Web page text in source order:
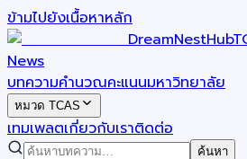
ข้ามไปยังเนื้อหาหลัก
DreamNestHub
News
บทความคำนวณคะแนนมหาวิทยาลัย
หมวด TCAS
เทมเพลตเกี่ยวกับเราติดต่อ
ค้นหา